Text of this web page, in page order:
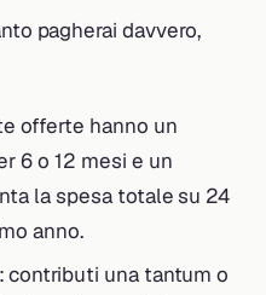
pagherai davvero,
offerte hanno un
6 o 12 mesi e un
la spesa totale su 24
anno.
contributi una tantum o